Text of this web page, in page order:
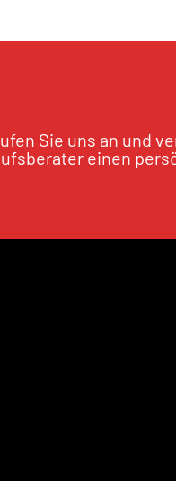
Sie uns an und
einen